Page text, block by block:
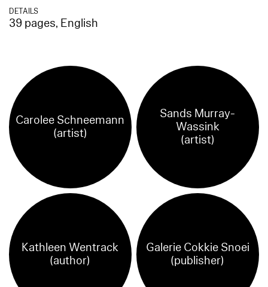
DETAILS
39 pages, English
Carolee Schneemann
(artist)
Sands Murray-
Wassink
(artist)
Kathleen Wentrack
(author)
Galerie Cokkie Snoei
(publisher)